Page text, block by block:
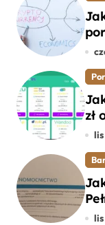
zł
lis